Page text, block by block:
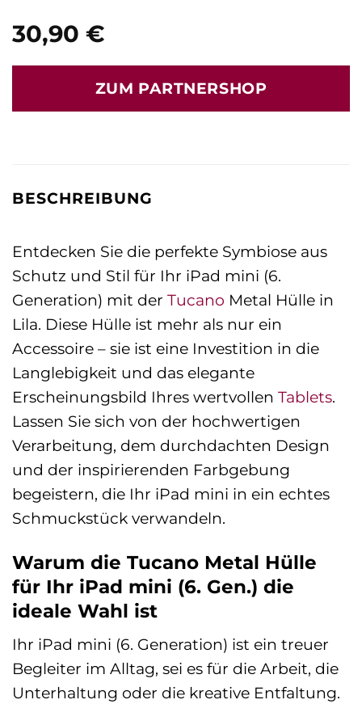
30,90 €
ZUM PARTNERSHOP
BESCHREIBUNG
Entdecken Sie die perfekte Symbiose aus
Schutz und Stil für Ihr iPad mini (6.
Generation) mit der Tucano Metal Hülle in
Lila. Diese Hülle ist mehr als nur ein
Accessoire – sie ist eine Investition in die
Langlebigkeit und das elegante
Erscheinungsbild Ihres wertvollen Tablets.
Lassen Sie sich von der hochwertigen
Verarbeitung, dem durchdachten Design
und der inspirierenden Farbgebung
begeistern, die Ihr iPad mini in ein echtes
Schmuckstück verwandeln.
Warum die Tucano Metal Hülle
für Ihr iPad mini (6. Gen.) die
ideale Wahl ist
Ihr iPad mini (6. Generation) ist ein treuer
Begleiter im Alltag, sei es für die Arbeit, die
Unterhaltung oder die kreative Entfaltung.